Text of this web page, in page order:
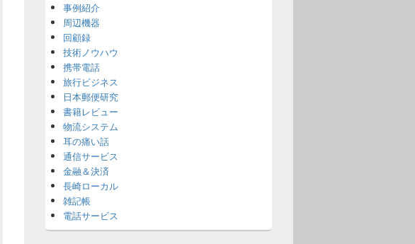
事例紹介
周辺機器
回顧録
技術ノウハウ
携帯電話
旅行ビジネス
日本郵便研究
書籍レビュー
物流システム
耳の痛い話
通信サービス
金融＆決済
長崎ローカル
雑記帳
電話サービス